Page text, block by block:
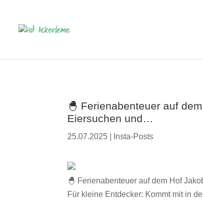
🐣 Ferienabenteuer auf
Eiersuchen und…
25.07.2025 Insta-Posts
🐣 Ferienabenteuer auf dem Hof
Für kleine Entdecker: Kommt mit in